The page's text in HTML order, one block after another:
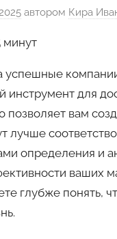
автором Кира
минут
успешные
инструмент для
позволяет вам
лучше
определения и
ваших
глубже понять,